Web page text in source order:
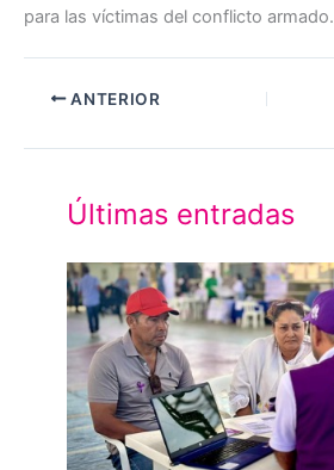
para las víctimas del conflicto armado.
ANTERIOR
Últimas entradas